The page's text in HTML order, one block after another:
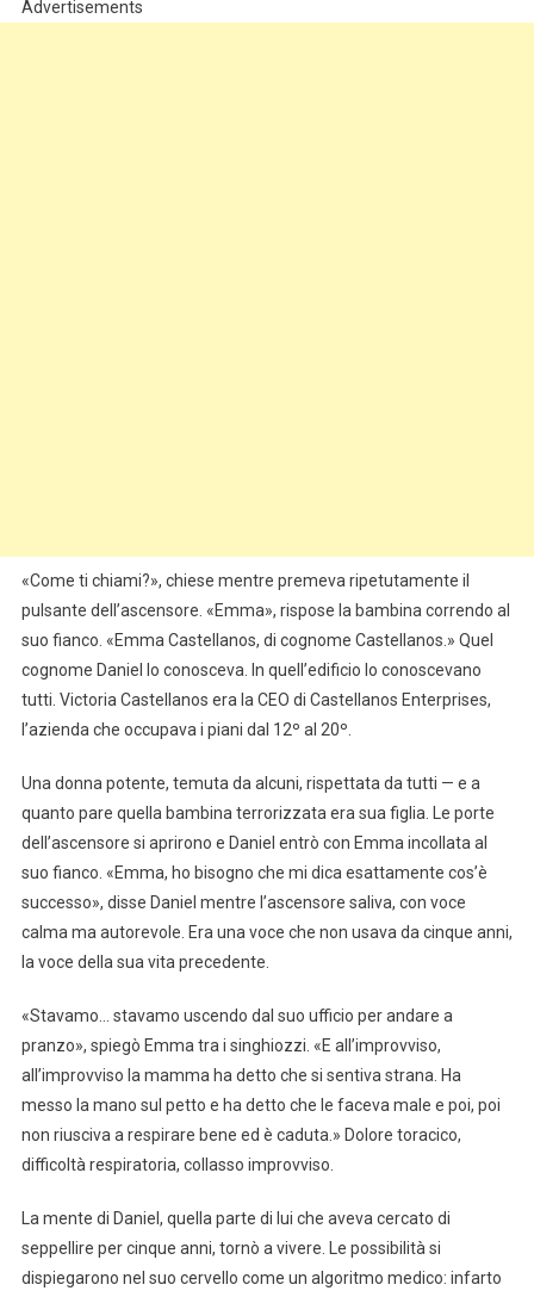
Advertisements
«Come ti chiami?», chiese mentre premeva ripetutamente il
pulsante dell’ascensore. «Emma», rispose la bambina correndo al
suo fianco. «Emma Castellanos, di cognome Castellanos.» Quel
cognome Daniel lo conosceva. In quell’edificio lo conoscevano
tutti. Victoria Castellanos era la CEO di Castellanos Enterprises,
l’azienda che occupava i piani dal 12º al 20º.
Una donna potente, temuta da alcuni, rispettata da tutti — e a
quanto pare quella bambina terrorizzata era sua figlia. Le porte
dell’ascensore si aprirono e Daniel entrò con Emma incollata al
suo fianco. «Emma, ho bisogno che mi dica esattamente cos’è
successo», disse Daniel mentre l’ascensore saliva, con voce
calma ma autorevole. Era una voce che non usava da cinque anni,
la voce della sua vita precedente.
«Stavamo… stavamo uscendo dal suo ufficio per andare a
pranzo», spiegò Emma tra i singhiozzi. «E all’improvviso,
all’improvviso la mamma ha detto che si sentiva strana. Ha
messo la mano sul petto e ha detto che le faceva male e poi, poi
non riusciva a respirare bene ed è caduta.» Dolore toracico,
difficoltà respiratoria, collasso improvviso.
La mente di Daniel, quella parte di lui che aveva cercato di
seppellire per cinque anni, tornò a vivere. Le possibilità si
dispiegarono nel suo cervello come un algoritmo medico: infarto